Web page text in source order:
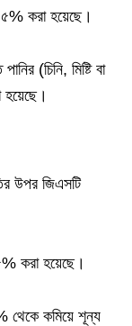
করা হয়েছে।
(চিনি, মিষ্টি বা
উপর জিএসটি
করা হয়েছে।
থেকে কমিয়ে শূন্য